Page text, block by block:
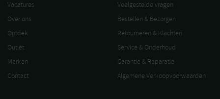
Vacatures
Over ons
Ontdek
Outlet
Merken
Contact
Veelgestelde vragen
Bestellen & Bezorgen
Retourneren & Klachten
Service & Onderhoud
Garantie & Reparatie
Algemene Verkoopvoorwaarden